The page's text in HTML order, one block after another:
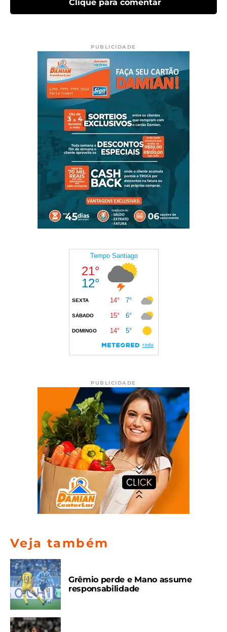
Clique para comentar
PUBLICIDADE
PUBLICIDADE
Veja também
Grêmio perde e Mano assume
responsabilidade